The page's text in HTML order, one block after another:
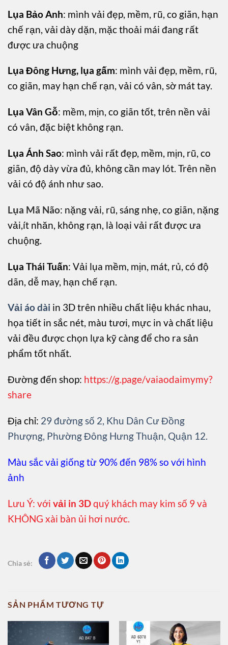
Lụa Bảo Anh: mình vải đẹp, mềm, rũ, co giãn, hạn
chế rạn, vải dày dặn, mặc thoải mái đang rất
được ưa chuộng
Lụa Đông Hưng, lụa gấm: mình vải đẹp, mềm, rũ,
co giãn, may hạn chế rạn, vải có vân, sờ mát tay.
Lụa Vân Gỗ: mềm, mịn, co giãn tốt, trên nền vải
có vân, đặc biệt không rạn.
Lụa Ánh Sao: mình vải rất đẹp, mềm, mịn, rũ, co
giãn, độ dày vừa đủ, không cần may lót. Trên nền
vải có độ ánh như sao.
Lụa Mã Não: nặng vải, rũ, sáng nhẹ, co giãn, nặng
vải,ít nhăn, không rạn, là loại vải rất được ưa
chuộng.
Lụa Thái Tuấn: Vải lụa mềm, mịn, mát, rủ, có độ
dãn, dễ may, hạn chế rạn.
Vải áo dài in 3D trên nhiều chất liệu khác nhau,
họa tiết in sắc nét, màu tươi, mực in và chất liệu
vải đều được chọn lựa kỹ càng để cho ra sản
phẩm tốt nhất.
Đường đến shop: https://g.page/vaiaodaimymy?
share
Địa chỉ: 29 đường số 2, Khu Dân Cư Đồng
Phượng, Phường Đông Hưng Thuận, Quận 12.
Màu sắc vải giống từ 90% đến 98% so với hình
ảnh
Lưu Ý: với vải in 3Dquý khách may kim số 9 và
KHÔNG xài bàn ủi hơi nước.
Chia sẻ:
SẢN PHẨM TƯƠNG TỰ